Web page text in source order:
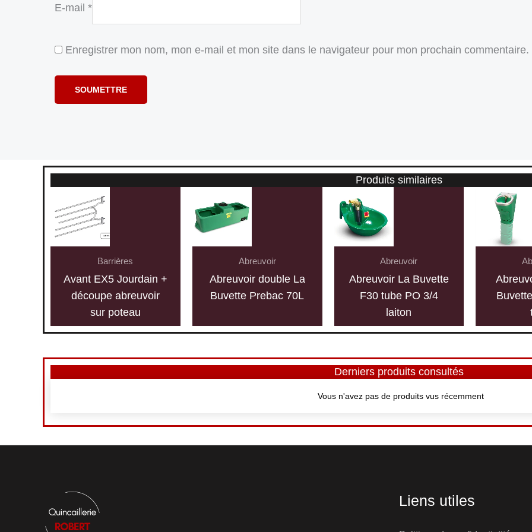
E-mail *
Enregistrer mon nom, mon e-mail et mon site dans le navigateur pour mon prochain commentaire.
Produits similaires
Barrières
Avant EX5 Jourdain +
découpe abreuvoir
sur poteau
Abreuvoir
Abreuvoir double La
Buvette Prebac 70L
Abreuvoir
Abreuvoir La Buvette
F30 tube PO 3/4
laiton
Derniers produits consultés
Vous n'avez pas de produits vus récemment
Liens utiles